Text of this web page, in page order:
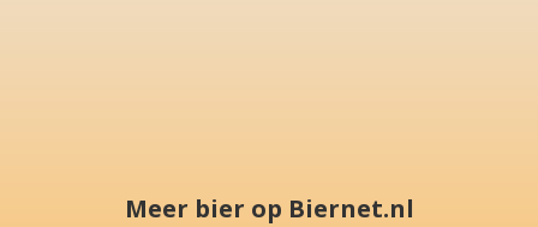
Meer bier op Biernet.nl